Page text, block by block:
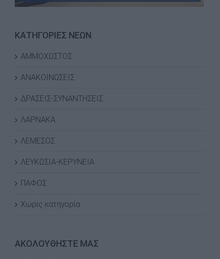
ΚΑΤΗΓΟΡΙΕΣ ΝΕΩΝ
ΑΜΜΟΧΩΣΤΟΣ
ΑΝΑΚΟΙΝΩΣΕΙΣ
ΔΡΑΣΕΙΣ-ΣΥΝΑΝΤΗΣΕΙΣ
ΛΑΡΝΑΚΑ
ΛΕΜΕΣΟΣ
ΛΕΥΚΩΣΙΑ-ΚΕΡΥΝΕΙΑ
ΠΑΦΟΣ
Χωρίς κατηγορία
ΑΚΟΛΟΥΘΗΣΤΕ ΜΑΣ